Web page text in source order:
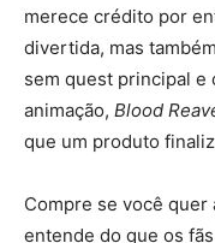
merece crédito por
divertida, mas
sem quest principal e
animação, Blood
que um produto
Compre se você
entende do que os